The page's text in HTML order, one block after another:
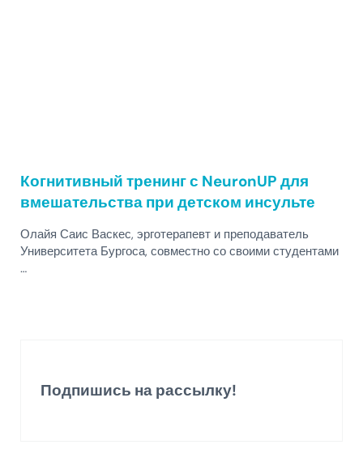
Когнитивный тренинг с NeuronUP для
вмешательства при детском инсульте
Олайя Саис Васкес, эрготерапевт и преподаватель
Университета Бургоса, совместно со своими студентами
…
Подпишись на рассылку!